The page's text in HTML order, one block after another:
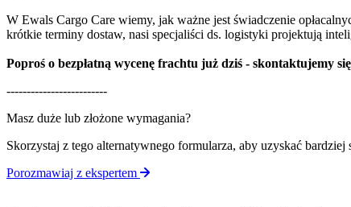
W Ewals Cargo Care wiemy, jak ważne jest świadczenie
krótkie terminy dostaw, nasi specjaliści ds. logistyki projektują
Poproś o bezpłatną wycenę frachtu już dziś - skontaktujemy
-------------------------
Masz duże lub złożone wymagania?
Skorzystaj z tego alternatywnego formularza, aby uzyskać
Porozmawiaj z ekspertem